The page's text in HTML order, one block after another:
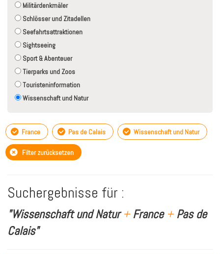
Militärdenkmäler
Schlösser und Zitadellen
Seefahrtsattraktionen
Sightseeing
Sport & Abenteuer
Tierparks und Zoos
Touristeninformation
Wissenschaft und Natur
France Pas de Calais Wissenschaft und Natur
Filter zurücksetzen
Suchergebnisse für :
"Wissenschaft und Natur+France +Pas de
Calais"